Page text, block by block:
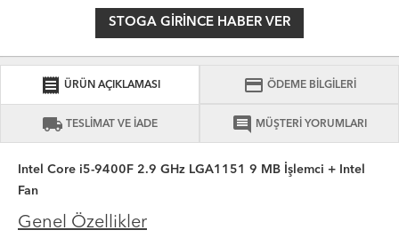
STOGA GIRINCE HABER VER
receipt ÜRÜN AÇIKLAMASI credit_card ÖDEME BİLGİLERİ
local_shipping TESLİMAT VE İADE comment MÜŞTERİ YORUMLARI
Intel Core i5-9400F 2.9 GHz LGA1151 9 MB İşlemci + Intel
Fan
Genel Özellikler